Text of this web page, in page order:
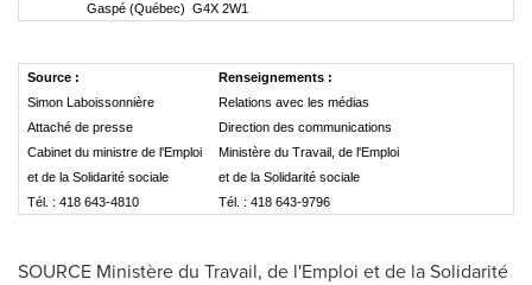
Gaspé (Québec) G4X 2W1
Source :
Renseignements :
Simon Laboissonnière
Relations avec les médias
Attaché de presse
Direction des communications
Cabinet du ministre de l'Emploi
Ministère du Travail, de l'Emploi
et de la Solidarité sociale
et de la Solidarité sociale
Tél. : 418 643-4810
Tél. : 418 643-9796
SOURCE Ministère du Travail, de l'Emploi et de la Solidarité